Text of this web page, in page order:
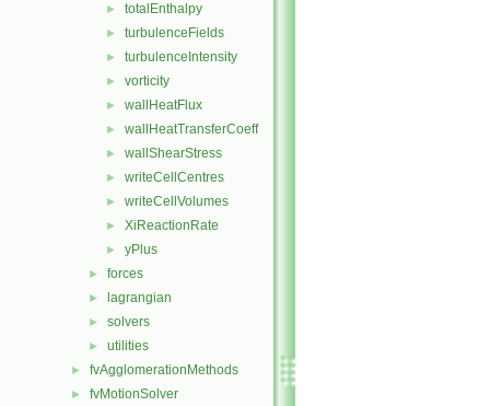
► totalEnthalpy
► turbulenceFields
► turbulenceIntensity
► vorticity
► wallHeatFlux
► wallHeatTransferCoeff
► wallShearStress
► writeCellCentres
► writeCellVolumes
► XiReactionRate
► yPlus
► forces
► lagrangian
► solvers
► utilities
► fvAgglomerationMethods
► fvMotionSolver